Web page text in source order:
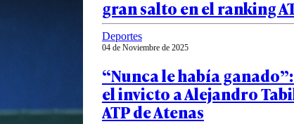
gran salto en el ranking
Deportes
04 de Noviembre de 2025
“Nunca le había
el invicto a Alejandro
ATP de Atenas